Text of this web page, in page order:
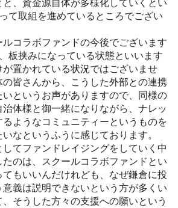
、資金源自体が多様化していくとい
て取組を進めているところでござい
コラボファンドの今後でございます
板挟みになっている状態といいます
置かれている状況ではございませ
の皆さんから、こうした外部との連携
いというお声がありますので、同様の
体様と御一緒になりながら、ナレッ
るようなコミュニティーというものを
なというふうに感じております。
てファンドレイジングをしていく中
のは、スクールコラボファンドとい
てもいいんだけれども、なぜ鎌倉に投
義は説明できないという方が多くい
そうした方々の支援への願いという